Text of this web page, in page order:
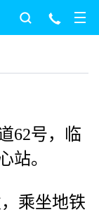
62号，临
站。
乘坐地铁